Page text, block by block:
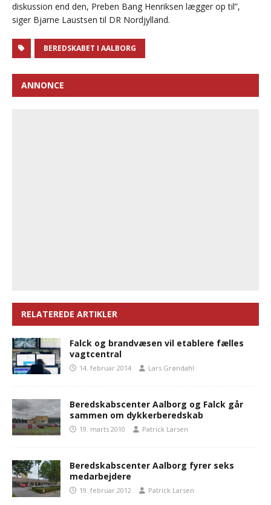
diskussion end den, Preben Bang Henriksen lægger op til”,
siger Bjarne Laustsen til DR Nordjylland.
BEREDSKABET I AALBORG
ANNONCE
RELATEREDE ARTIKLER
Falck og brandvæsen vil etablere fælles
vagtcentral
14. februar 2014 Lars Grøndahl
Beredskabscenter Aalborg og Falck går
sammen om dykkerberedskab
19. marts 2010 Patrick Larsen
Beredskabscenter Aalborg fyrer seks
medarbejdere
19. februar 2012 Patrick Larsen